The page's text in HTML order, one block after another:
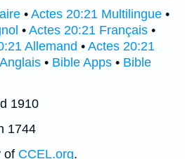
• Actes 20:21 Multilingue •
• Actes 20:21 Français •
Allemand • Actes 20:21
• Bible Apps • Bible
1910
1744
of CCEL.org.